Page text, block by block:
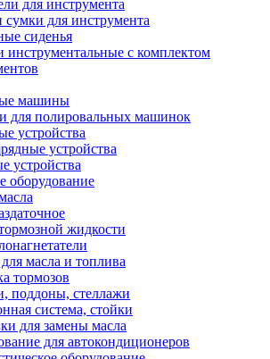
для инструмента
для инструмента
сиденья
инструментальные с комплектом
машины
для полировальных машинок
устройства
устройства
устройства
оборудование
жидкости
масла и топлива
тормозов
поддоны, стеллажи
система, стойки
для замены масла
для автокондиционеров